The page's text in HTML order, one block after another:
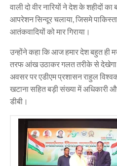
वाली दो वीर नारियों ने देश के शहीदों
आपरेशन सिन्दूर चलाया, जिसमे
आतंकवादियों को मार गिराया।
उन्होंने कहा कि आज हमार देश बहुत ही
तरफ आंख उठाकर गलत तरीके से
अवसर पर एडीएम प्रशासन राहुल
खटाना सहित बड़ी संख्या में अधिकारी
डीबी।